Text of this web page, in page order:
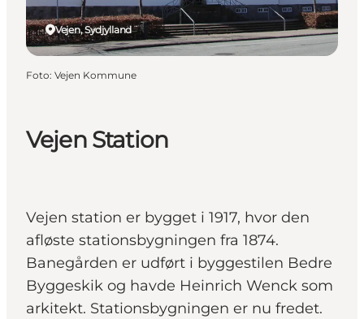
Udforsk
Vejen Station
Vejen station er bygget i 1917, hvor den
afløste stationsbygningen fra 1874.
Banegården er udført i byggestilen Bedre
Byggeskik og havde Heinrich Wenck som
arkitekt. Stationsbygningen er nu fredet.
Vejen, Sydjylland
Foto: Vejen Kommune